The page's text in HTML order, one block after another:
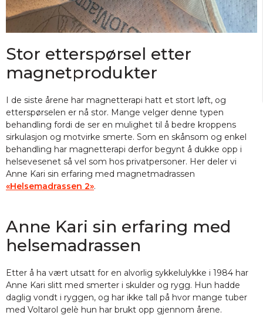
Stor etterspørsel etter
magnetprodukter
I de siste årene har magnetterapi hatt et stort løft, og
etterspørselen er nå stor. Mange velger denne typen
behandling fordi de ser en mulighet til å bedre kroppens
sirkulasjon og motvirke smerte. Som en skånsom og enkel
behandling har magnetterapi derfor begynt å dukke opp i
helsevesenet så vel som hos privatpersoner. Her deler vi
Anne Kari sin erfaring med magnetmadrassen
«Helsemadrassen 2».
Anne Kari sin erfaring med
helsemadrassen
Etter å ha vært utsatt for en alvorlig sykkelulykke i 1984 har
Anne Kari slitt med smerter i skulder og rygg. Hun hadde
daglig vondt i ryggen, og har ikke tall på hvor mange tuber
med Voltarol gelè hun har brukt opp gjennom årene.